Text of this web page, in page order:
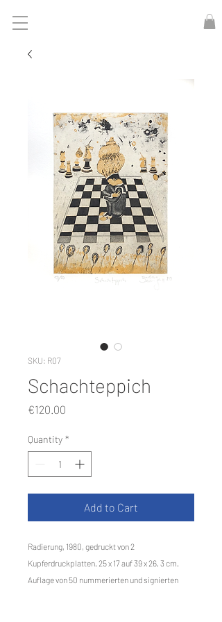
SKU: R07
Schachteppich
€120.00
Quantity *
Add to Cart
Radierung, 1980, gedruckt von 2
Kupferdruckplatten, 25 x 17 auf 39 x 26, 3 cm,
Auflage von 50 nummerierten und signierten